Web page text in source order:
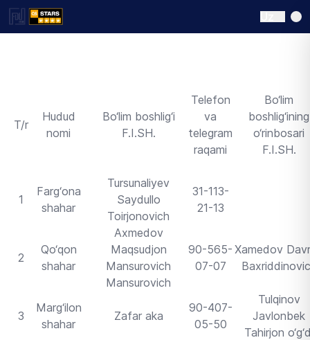
T/r
Hudud
nomi
Bo‘lim boshlig‘i
F.I.SH.
Telefon
va
telegram
raqami
Bo‘lim
boshlig‘ining
o‘rinbosari
F.I.SH.
1
Farg‘ona
shahar
Tursunaliyev
Saydullo
Toirjonovich
31-113-
21-13
2
Qo‘qon
shahar
Axmedov
Maqsudjon
Mansurovich
Mansurovich
90-565-
07-07
Xamedov
3
Marg‘ilon
shahar
Zafar aka
90-407-
05-50
Tulqinov
Javlonbek
Tahirjon